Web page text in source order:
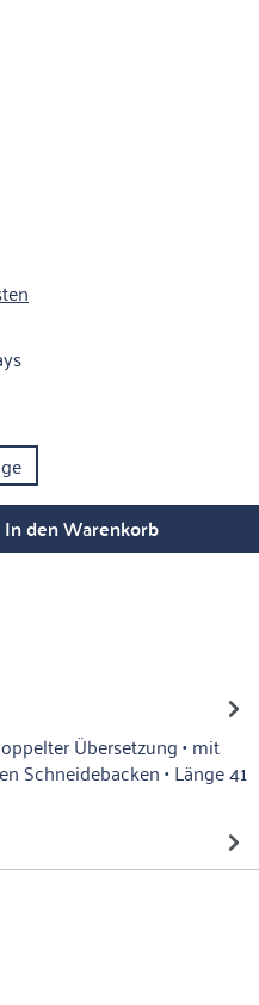
Wert
In den Warenkorb
Übersetzung • mit
Schneidebacken • Länge 41